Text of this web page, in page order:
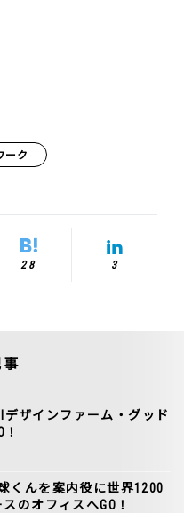
ーク
28 3
ザインファーム・グッド
くんを案内役に世界1200
のオフィスへGO！